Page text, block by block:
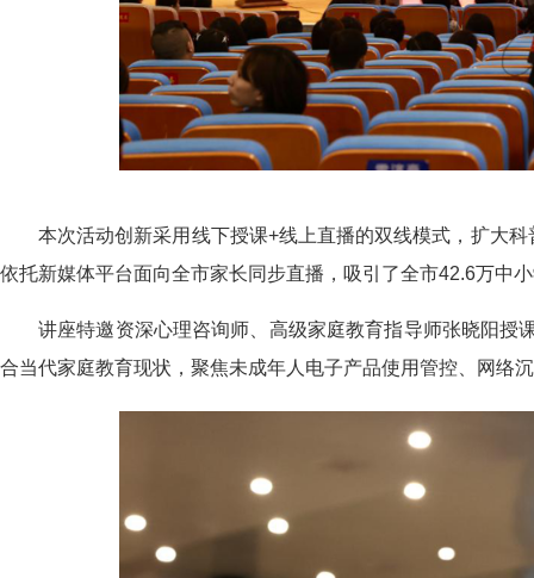
本次活动创新采用线下授课+线上直播的双线模式，扩大
依托新媒体平台面向全市家长同步直播，吸引了全市42.6万中
讲座特邀资深心理咨询师、高级家庭教育指导师张晓阳授
合当代家庭教育现状，聚焦未成年人电子产品使用管控、网络